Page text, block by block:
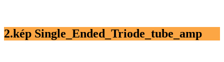
2.kép Single_Ended_Triode_tube_amp